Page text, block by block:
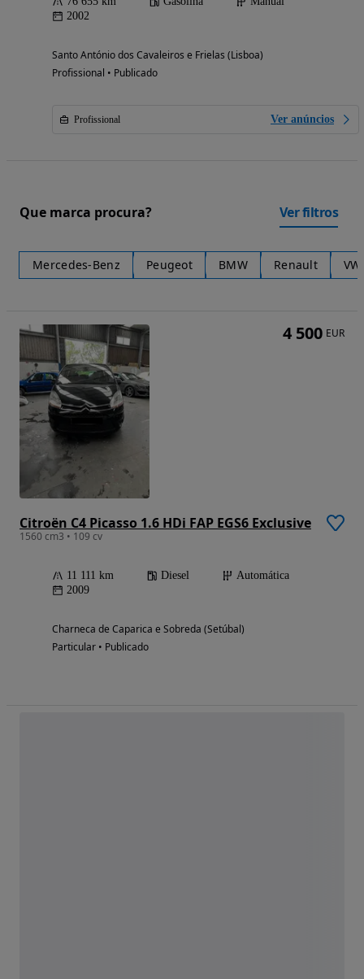
2002
Santo António dos Cavaleiros e Frielas (Lisboa)
Profissional • Publicado
Profissional Ver anúncios
Que marca procura? Ver filtros
Mercedes-Benz Peugeot BMW Renault VW
Citroën C4 Picasso 1.6 HDi FAP EGS6 Exclusive
1560 cm3 • 109 cv
11 111 km Diesel
Automática
2009
Charneca de Caparica e Sobreda (Setúbal)
Particular • Publicado
4 500 EUR